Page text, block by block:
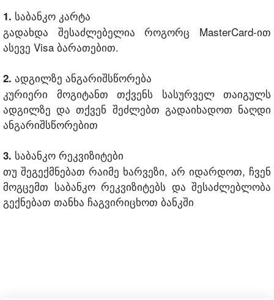
1. საბანკო კარტა
გადახდა შესაძლებელია როგორც MasterCard-ით
ასევე Visa ბარათებით.
2. ადგილზე ანგარიშსწორება
კურიერი მოგიტანთ თქვენს სასურველ თაიგულს
ადგილზე და თქვენ შეძლებთ გადაიხადოთ ნაღდი
ანგარიშსწორებით
3. საბანკო რეკვიზიტები
თუ შეგექმნებათ რაიმე ხარვეზი, არ იდარდოთ, ჩვენ
მოგცემთ საბანკო რეკვიზიტებს და შესაძლებლობა
გექნებათ თანხა ჩაგვირიცხოთ ბანკში